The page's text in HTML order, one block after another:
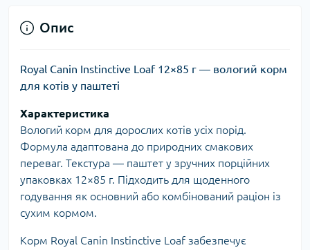
Опис
Royal Canin Instinctive Loaf 12×85 г — вологий корм
для котів у паштеті
Характеристика
Вологий корм для дорослих котів усіх порід.
Формула адаптована до природних смакових
переваг. Текстура — паштет у зручних порційних
упаковках 12×85 г. Підходить для щоденного
годування як основний або комбінований раціон із
сухим кормом.
Корм Royal Canin Instinctive Loaf забезпечує